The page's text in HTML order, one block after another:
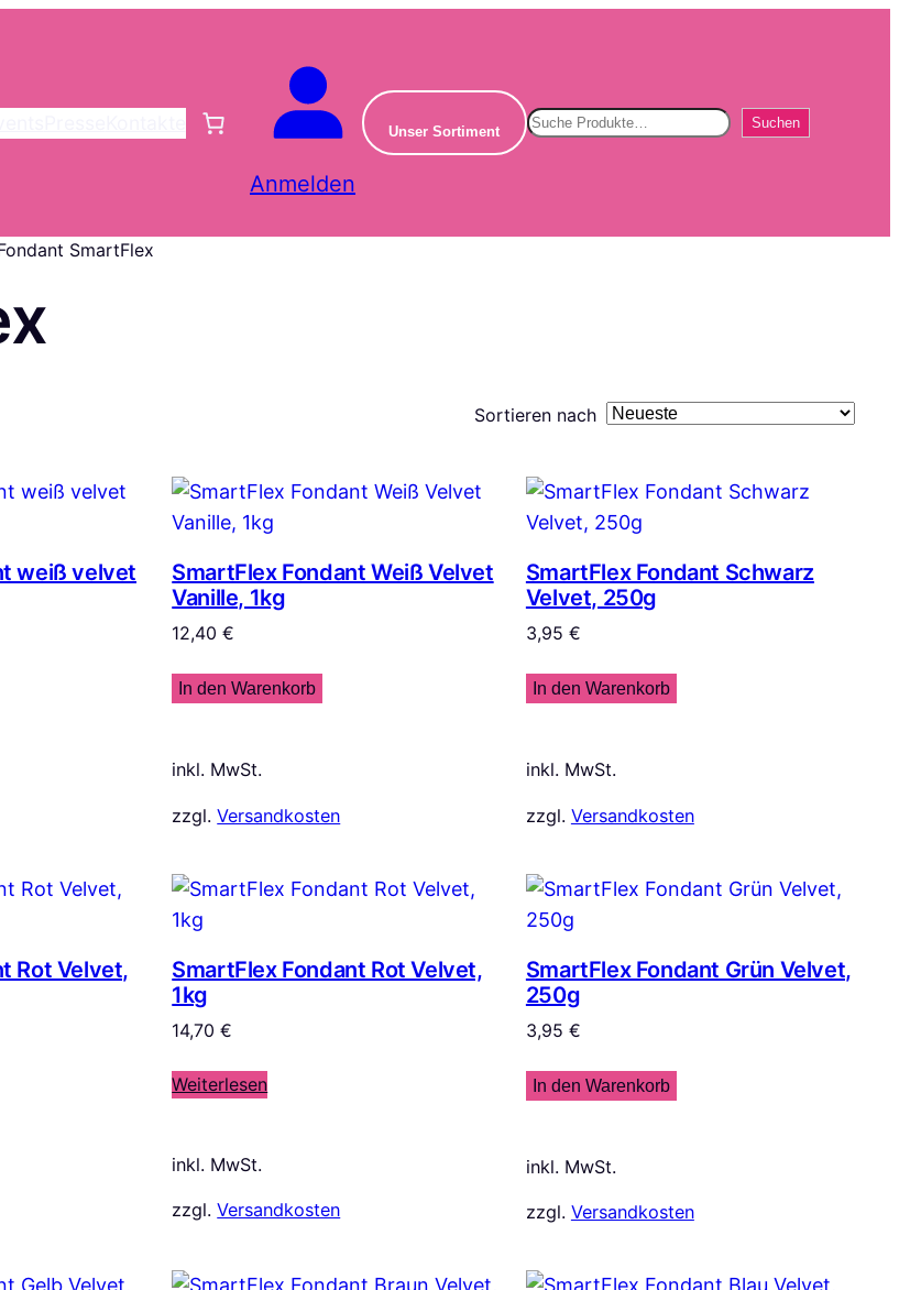
Anmelden
Unser Sortiment Suchen Suchen
SmartFlex
Sortieren nach
weiß velvet
SmartFlex Fondant Weiß Velvet
Vanille, 1kg
12,40€
In den Warenkorb
inkl. MwSt.
zzgl.Versandkosten
SmartFlex Fondant Schwarz
Velvet, 250g
3,95 €
In den Warenkorb
inkl. MwSt.
zzgl. Versandkosten
Rot Velvet,
SmartFlex Fondant Rot Velvet,
1kg
14,70€
Weiterlesen
inkl. MwSt.
zzgl.Versandkosten
SmartFlex Fondant Grün Velvet,
250g
3,95 €
In den Warenkorb
inkl. MwSt.
zzgl. Versandkosten